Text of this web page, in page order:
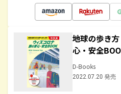
地球の歩き
心・安全
D-Books
2022.07.20 発売